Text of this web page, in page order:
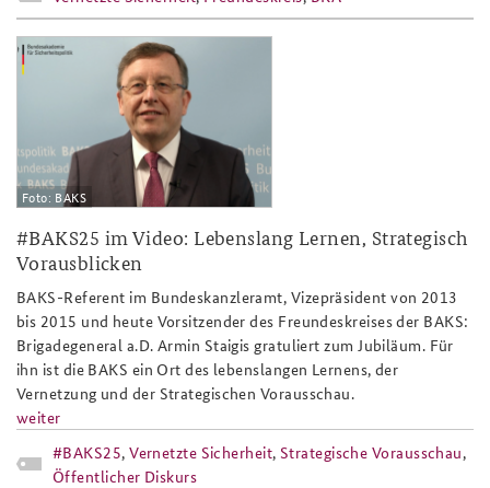
baks25_bg_ad_staigis_slider.png
Foto: BAKS
#BAKS25 im Video: Lebenslang Lernen, Strategisch
Vorausblicken
BAKS-Referent im Bundeskanzleramt, Vizepräsident von 2013
bis 2015 und heute Vorsitzender des Freundeskreises der BAKS:
Brigadegeneral a.D. Armin Staigis gratuliert zum Jubiläum. Für
ihn ist die BAKS ein Ort des lebenslangen Lernens, der
Vernetzung und der Strategischen Vorausschau.
weiter
#BAKS25,Vernetzte Sicherheit, Strategische Vorausschau,
Öffentlicher Diskurs